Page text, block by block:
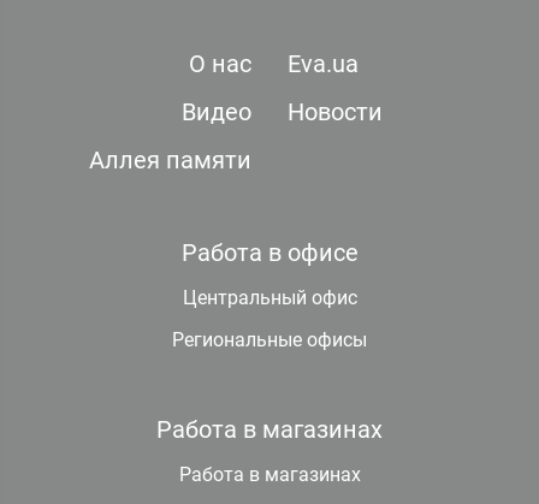
О нас
Eva.ua
Видео
Новости
Аллея памяти
Работа в офисе
Центральный офис
Региональные офисы
Работа в магазинах
Работа в магазинах